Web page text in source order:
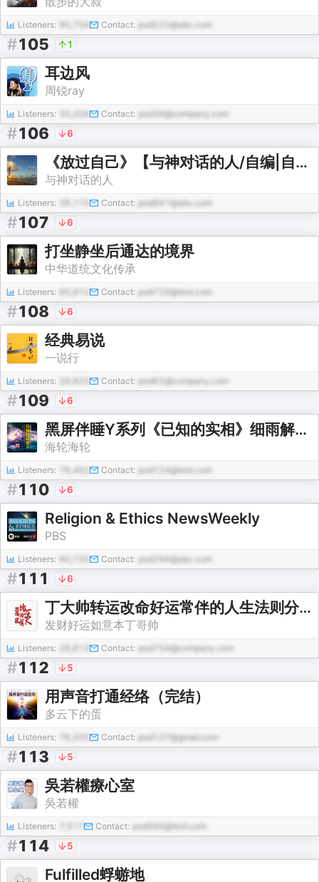
Listeners: 90,704 Contact: pod222@abc.com
#105 1
耳边风
周锐ray
Listeners: Contact: pod36@company.com
#106 6
《放过自己》【与神对话的人/自编|自播】
与神对话的人
Listeners: Contact: pod841@abc.com
#107 6
打坐静坐后通达的境界
中华道统文化传承
Listeners: Contact: pod729@test.com
#108 6
经典易说
一说行
Listeners: Contact: pod62@company.com
#109 6
黑屏伴睡Y系列《已知的实相》细雨解读赛斯书
海轮海轮
Listeners: 76,462 Contact: pod124@test.com
#110 6
Religion & Ethics NewsWeekly
PBS
Listeners: Contact: pod294@abc.com
#111 6
丁大帅转运改命好运常伴的人生法则分享精华版
发财好运如意本丁哥帅
Listeners: Contact: pod754@company.com
#112 5
用声音打通经络（完结）
多云下的蛋
Listeners: Contact: pod127@gmail.com
#113 5
吳若權療心室
吳若權
Listeners: Contact: pod560@test.com
#114 5
Fulfilled蜉蝣地